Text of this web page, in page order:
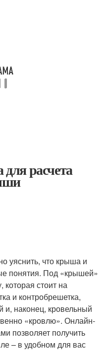
расчета
уяснить, что крыша и
понятия. Под «крышей»
стоит на
и контробрешетка,
наконец, кровельный
«кровлю». Онлайн-
позволяет получить
– в удобном для вас